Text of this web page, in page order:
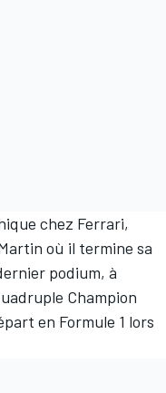
chez Ferrari,
où il termine sa
podium, à
Champion
en Formule 1 lors